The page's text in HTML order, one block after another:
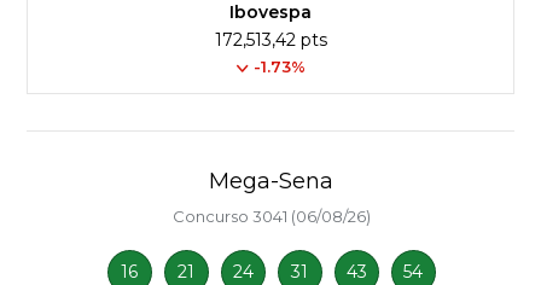
Ibovespa
172,513,42 pts
-1.73%
Mega-Sena
Concurso 3041 (06/08/26)
16 21 24 31 43 54